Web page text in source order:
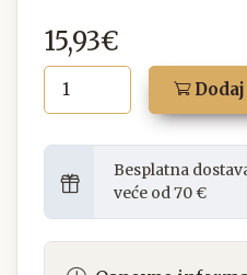
15,93€
Dodaj
Besplatna
veće od 70 €